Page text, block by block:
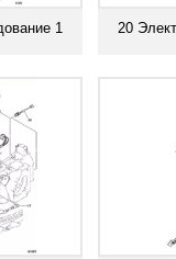
1 20